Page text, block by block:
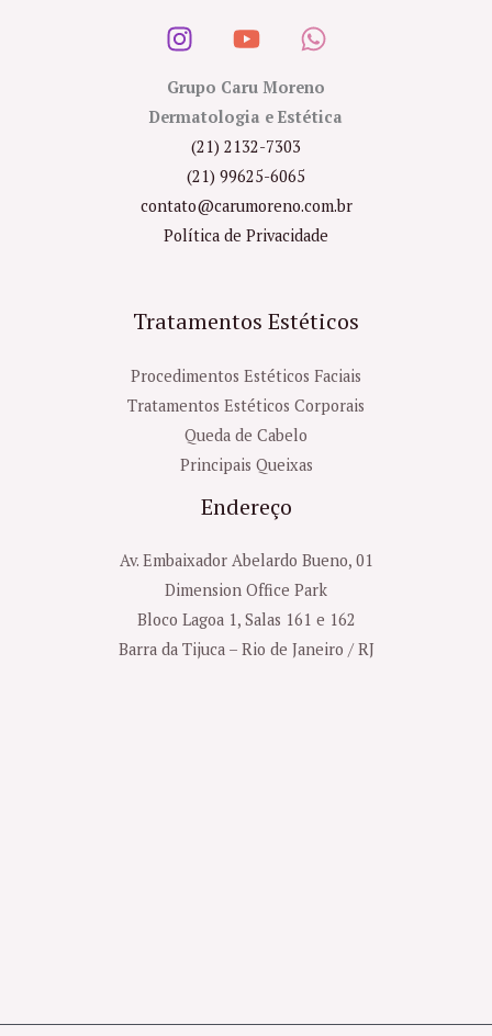
Grupo Caru Moreno
Dermatologia e Estética
(21) 2132-7303
(21) 99625-6065
contato@carumoreno.com.br
Política de Privacidade
Tratamentos Estéticos
Procedimentos Estéticos Faciais
Tratamentos Estéticos Corporais
Queda de Cabelo
Principais Queixas
Endereço
Av. Embaixador Abelardo Bueno, 01
Dimension Office Park
Bloco Lagoa 1, Salas 161 e 162
Barra da Tijuca – Rio de Janeiro / RJ